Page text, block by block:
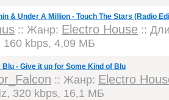
& Under A Million - Touch The Stars (Radio
:: Жанр: Electro House ::
160 kbps, 4,09 МБ
- Give it up for Some Kind of Blu
:: Жанр: Electro
320 kbps, 16,1 МБ